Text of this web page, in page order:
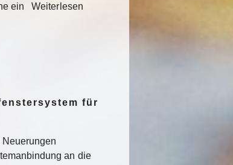
ein Weiterlesen
für
Neuerungen
an die